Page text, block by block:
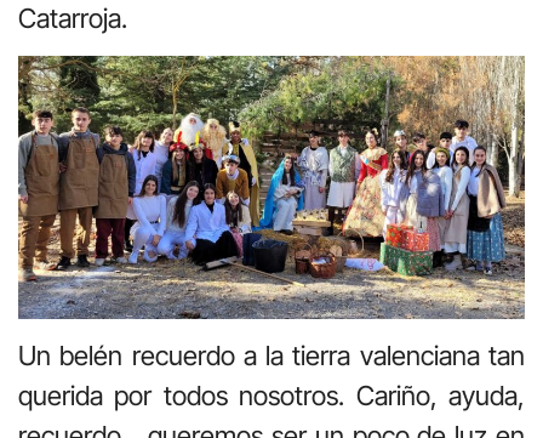
Catarroja.
Un belén recuerdo a la tierra valenciana tan
querida por todos nosotros. Cariño, ayuda,